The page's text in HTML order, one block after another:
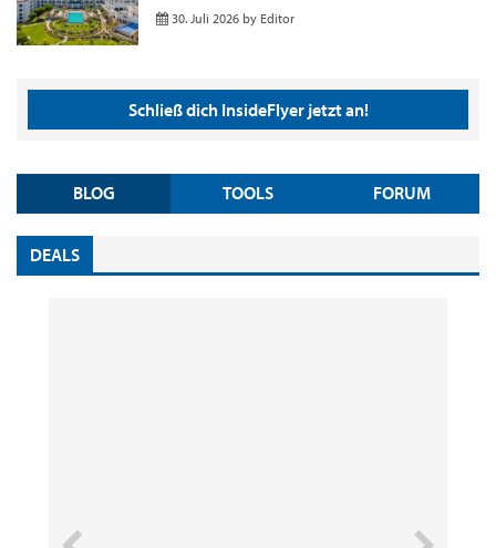
30. Juli 2026 by Editor
Schließ dich InsideFlyer jetzt an!
BLOG TOOLS FORUM
DEALS